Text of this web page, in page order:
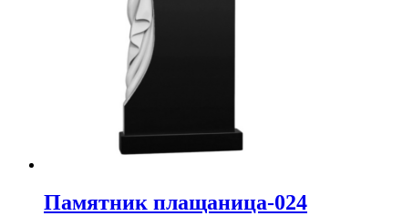
Памятник плащаница-024